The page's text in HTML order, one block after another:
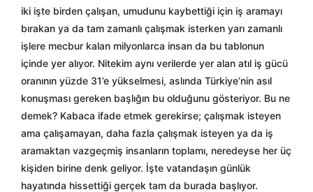
iki işte birden çalışan, umudunu kaybettiği için iş aramayı
bırakan ya da tam zamanlı çalışmak isterken yarı zamanlı
işlere mecbur kalan milyonlarca insan da bu tablonun
içinde yer alıyor. Nitekim aynı verilerde yer alan atıl iş gücü
oranının yüzde 31’e yükselmesi, aslında Türkiye’nin asıl
konuşması gereken başlığın bu olduğunu gösteriyor. Bu ne
demek? Kabaca ifade etmek gerekirse; çalışmak isteyen
ama çalışamayan, daha fazla çalışmak isteyen ya da iş
aramaktan vazgeçmiş insanların toplamı, neredeyse her üç
kişiden birine denk geliyor. İşte vatandaşın günlük
hayatında hissettiği gerçek tam da burada başlıyor.